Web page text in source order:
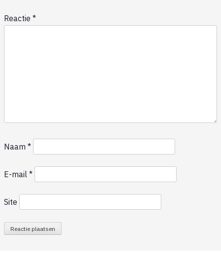
Reactie *
Naam *
E-mail *
Site